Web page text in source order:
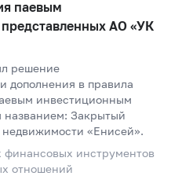
паевым
АО «УК
решение
дополнения в правила
инвестиционным
Закрытый
«Енисей».
инструментов
отношений